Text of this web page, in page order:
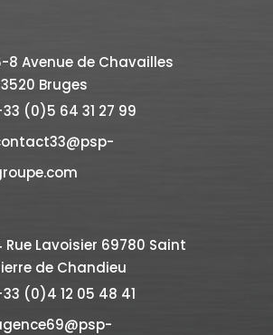
8 Avenue de Chavailles
Bruges
(0)5 64 31 27 99
Rue Lavoisier 69780 Saint
de Chandieu
(0)4 12 05 48 41